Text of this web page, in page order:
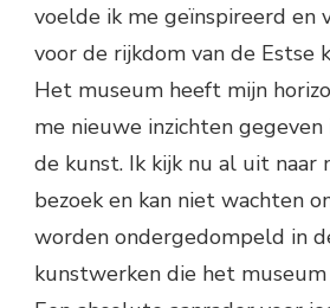
voelde ik me geïnspireerd en
voor de rijkdom van de Estse
Het museum heeft mijn
me nieuwe inzichten
de kunst. Ik kijk nu al uit naar
bezoek en kan niet wachten
worden ondergedompeld in
kunstwerken die het